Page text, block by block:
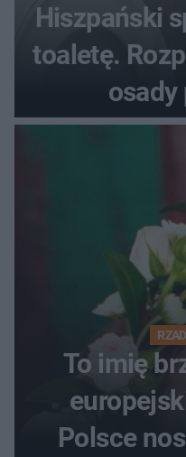
Hiszpański
toaletę.
osady
To imię
Polsce